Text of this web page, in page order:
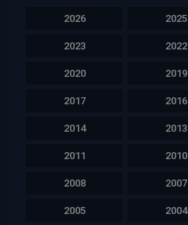
2026 2025
2023 2022
2020 2019
2017 2016
2014 2013
2011 2010
2008 2007
2005 2004